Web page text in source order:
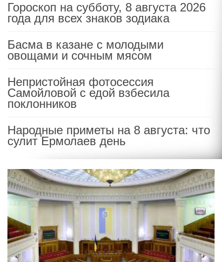
Гороскоп на субботу, 8 августа 2026
года для всех знаков зодиака
Басма в казане с молодыми
овощами и сочным мясом
Непристойная фотосессия
Самойловой с едой взбесила
поклонников
Народные приметы на 8 августа: что
сулит Ермолаев день